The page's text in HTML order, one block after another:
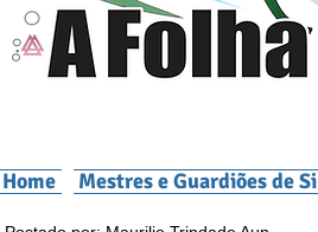
Home Mestres e Guardiões de Si